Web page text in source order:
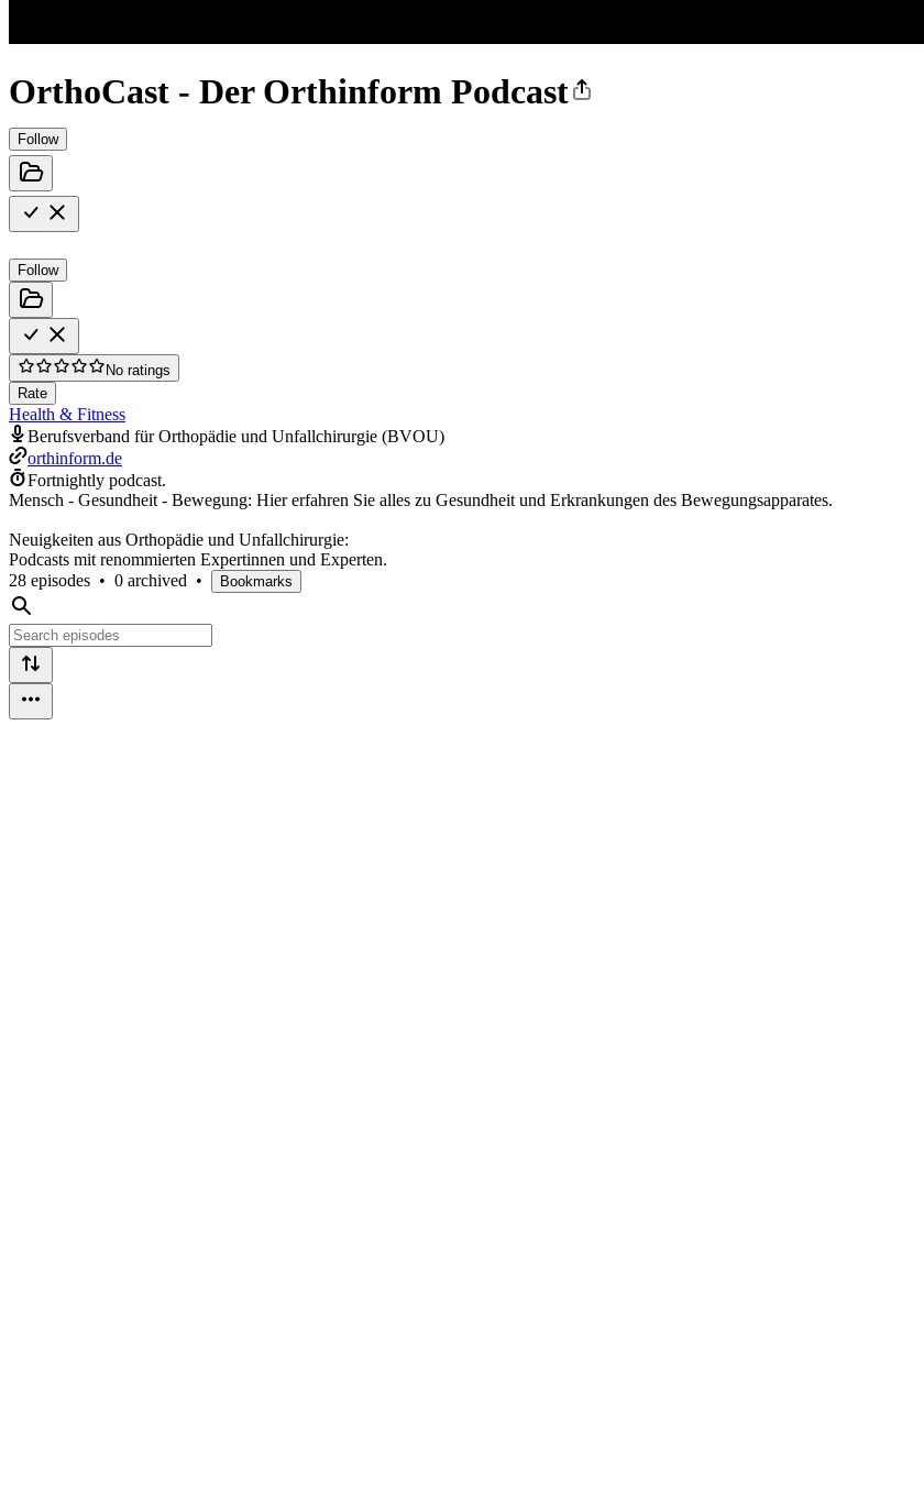
OrthoCast - Der Orthinform Podcast
Follow
Follow
No ratings
Rate
Health & Fitness
Berufsverband für Orthopädie und Unfallchirurgie (BVOU)
orthinform.de
Fortnightly podcast.
Mensch - Gesundheit - Bewegung: Hier erfahren Sie alles zu Gesundheit und Erkrankungen des Bewegungsapparates.
Neuigkeiten aus Orthopädie und Unfallchirurgie:
Podcasts mit renommierten Expertinnen und Experten.
28 episodes • 0 archived • Bookmarks